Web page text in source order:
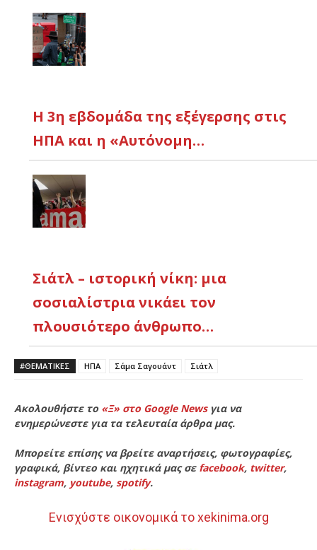
Η 3η εβδομάδα της εξέγερσης στις
ΗΠΑ και η «Αυτόνομη…
Σιάτλ – ιστορική νίκη: μια
σοσιαλίστρια νικάει τον
πλουσιότερο άνθρωπο…
#ΘΕΜΑΤΙΚΈΣ ΗΠΑ Σάμα Σαγουάντ Σιάτλ
Ακολουθήστε το «Ξ» στο Google Newsγια να
ενημερώνεστε για τα τελευταία άρθρα μας.
Μπορείτε επίσης να βρείτε αναρτήσεις, φωτογραφίες,
γραφικά, βίντεο και ηχητικά μας σε facebook, twitter,
instagram, youtube, spotify.
Ενισχύστε οικονομικά το xekinima.org